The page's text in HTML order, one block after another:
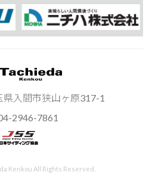
県入間市狭山ヶ原317-1
2946-7861
Kenkou All Rights Reserved.